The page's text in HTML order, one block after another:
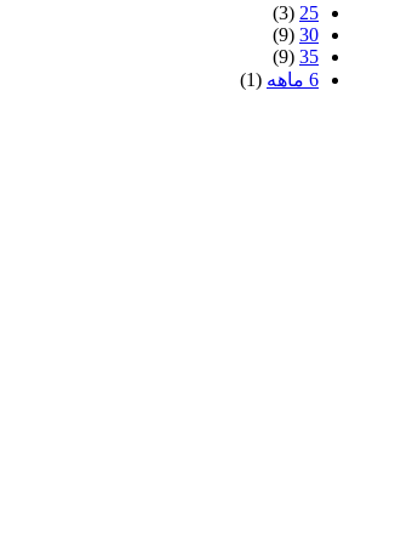
25
(3)
30
(9)
35
(9)
6 ماهه
(1)